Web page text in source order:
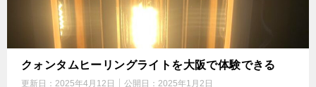
クォンタムヒーリングライトを大阪で体験できる
更新日： 2025年4月12日 公開日： 2025年1月2日